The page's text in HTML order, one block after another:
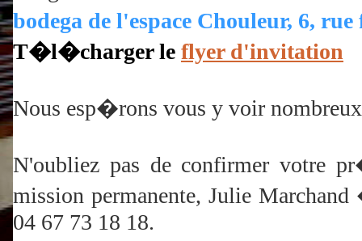
bodega de l'espace Chouleur, 6,
T�l�charger le flyer d'invitation
Nous esp�rons vous y voir
N'oubliez pas de confirmer votre
mission permanente, Julie
04 67 73 18 18.